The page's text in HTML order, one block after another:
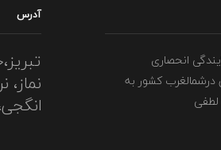
انحصاری
کشور به
آدرس